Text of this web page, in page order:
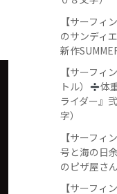
【サーフィ
のサンディ
新作
【サーフィ
トル）
️
ライダー』
字）
【サーフィ
号と海の日
のピザ屋さ
【サーフィ